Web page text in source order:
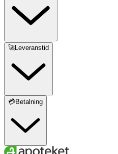
🚀Leveranstid
💳Betalning